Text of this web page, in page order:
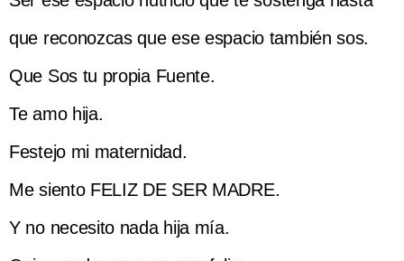
que reconozcas que ese espacio también sos.
Que Sos tu propia Fuente.
Te amo hija.
Festejo mi maternidad.
Me siento FELIZ DE SER MADRE.
Y no necesito nada hija mía.